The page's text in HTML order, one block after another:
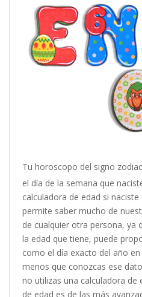
Tu horoscopo del signo
el día de la semana que
calculadora de edad si
permite saber mucho de
de cualquier otra persona, ya
la edad que tiene, puede
como el día exacto del año
menos que conozcas ese
no utilizas una calculadora de
de edad es de las más